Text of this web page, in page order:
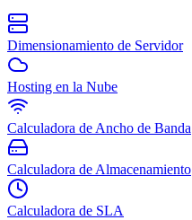
Dimensionamiento de Servidor
Hosting en la Nube
Calculadora de Ancho de Banda
Calculadora de Almacenamiento
Calculadora de SLA